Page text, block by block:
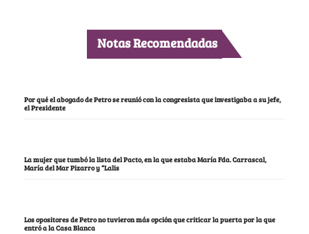
Notas Recomendadas
Por qué el abogado de Petro se reunió con la congresista que investigaba a su jefe,
el Presidente
La mujer que tumbó la lista del Pacto, en la que estaba María Fda. Carrascal,
María del Mar Pizarro y “Lalis
Los opositores de Petro no tuvieron más opción que criticar la puerta por la que
entró a la Casa Blanca